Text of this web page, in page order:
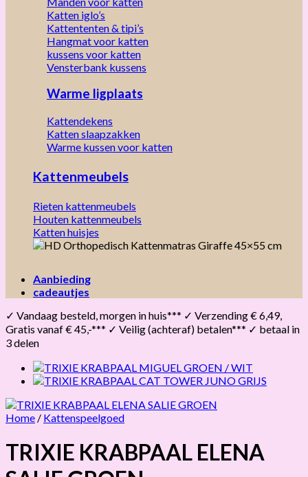
Katten iglo’s
Kattententen & tipi’s
Hangmat voor katten
kussens voor katten
Vensterbank kussens
Warme ligplaats
Kattendekens
Katten slaapzakken
Warme kussen voor katten
Kattenmeubels
Rieten kattenmeubels
Houten kattenmeubels
Katten huisjes
Aanbieding
cadeautjes
✓ Vandaag besteld, morgen in huis*** ✓ Verzending € 6,49,
Gratis vanaf € 45,-*** ✓ Veilig (achteraf) betalen*** ✓ betaal in
3 delen
Home / Kattenspeelgoed
TRIXIE KRABPAAL ELENA